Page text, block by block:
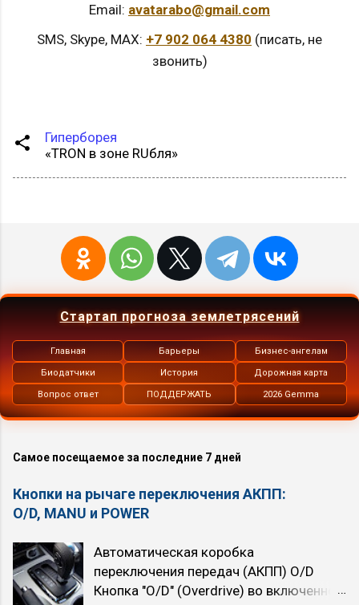
Email: avatarabo@gmail.com
SMS, Skype, MAX: +7 902 064 4380 (писать, не
звонить)
Гиперборея
«TRON в зоне RUбля»
Стартап прогноза землетрясений
Главная
Биодатчики
Вопрос ответ
Барьеры
История
ПОДДЕРЖАТЬ
Бизнес-ангелам
Дорожная карта
2026 Gemma
Самое посещаемое за последние 7 дней
Кнопки на рычаге переключения АКПП:
O/D, MANU и POWER
Автоматическая коробка
переключения передач (АКПП) O/D
Кнопка "O/D" (Overdrive) во включенном